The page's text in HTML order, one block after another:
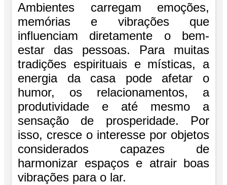
Ambientes carregam emoções,
memórias e vibrações que
influenciam diretamente o bem-
estar das pessoas. Para muitas
tradições espirituais e místicas, a
energia da casa pode afetar o
humor, os relacionamentos, a
produtividade e até mesmo a
sensação de prosperidade. Por
isso, cresce o interesse por objetos
considerados capazes de
harmonizar espaços e atrair boas
vibrações para o lar.